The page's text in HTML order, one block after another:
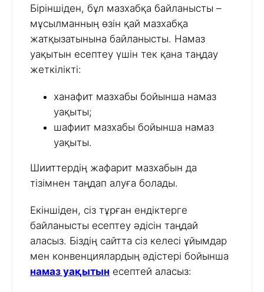
Біріншіден, бұл мазхабқа байланысты –
мұсылманның өзін қай мазхабқа
жатқызатынына байланысты. Намаз
уақытын есептеу үшін тек қана таңдау
жеткілікті:
ханафит мазхабы бойынша намаз
уақыты;
шафиит мазхабы бойынша намаз
уақыты.
Шииттердің жафарит мазхабын да
тізімнен таңдап алуға болады.
Екіншіден, сіз тұрған ендіктерге
байланысты есептеу әдісін таңдай
аласыз. Біздің сайтта сіз келесі ұйымдар
мен конвенциялардың әдістері бойынша
намаз уақытын есептей аласыз: